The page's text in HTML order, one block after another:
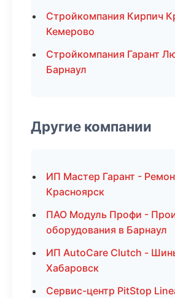
Стройкомпания Кирпич
Кемерово
Стройкомпания Гарант
Барнаул
Другие компании
ИП Мастер Гарант -
Красноярск
ПАО Модуль Профи -
оборудования в Барнаул
ИП AutoCare Clutch -
Хабаровск
Сервис-центр PitStop